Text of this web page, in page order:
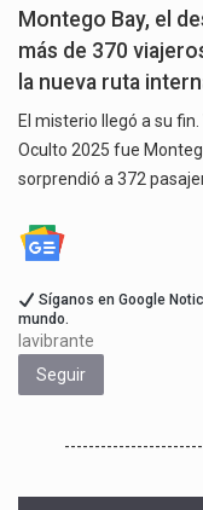
Montego Bay, el
más de 370
la nueva ruta
El misterio llegó a su
Oculto 2025 fue
sorprendió a 372
Síganos en Google
mundo.
lavibrante
Seguir